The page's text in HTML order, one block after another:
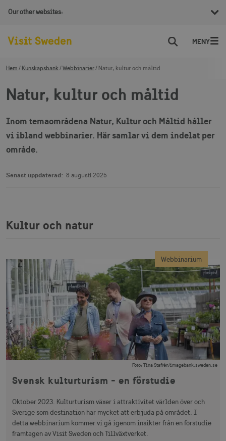
Our other websites:
Sök
Hem Kunskapsbank Webbinarier Natur, kultur och måltid
Natur, kultur och måltid
Inom temaområdena Natur, Kultur och Måltid håller
vi ibland webbinarier. Här samlar vi dem indelat per
område.
Senast uppdaterad: 8 augusti 2025
Kultur och natur
Foto: Tina Stafrén/imagebank.sweden.se
Webbinarium
Svensk kulturturism - en förstudie
Oktober 2023. Kulturturism växer i attraktivitet världen över och
Sverige som destination har mycket att erbjuda på området. I
detta webbinarium kommer vi gå igenom insikter från en förstudie
framtagen av Visit Sweden och Tillväxtverket.